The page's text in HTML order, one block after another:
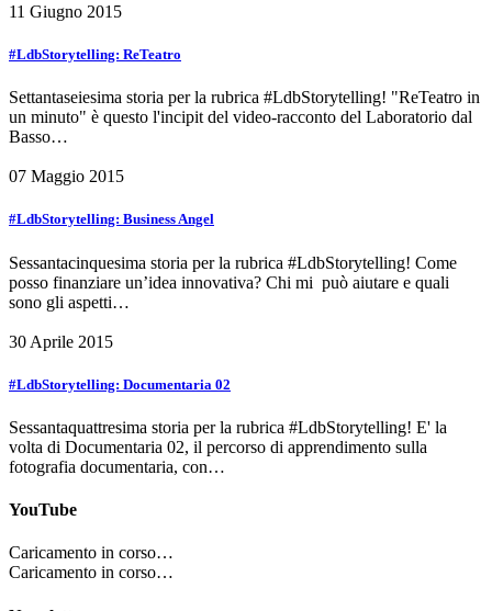
11 Giugno 2015
#LdbStorytelling: ReTeatro
Settantaseiesima storia per la rubrica #LdbStorytelling! "ReTeatro in
un minuto" è questo l'incipit del video-racconto del Laboratorio dal
Basso…
07 Maggio 2015
#LdbStorytelling: Business Angel
Sessantacinquesima storia per la rubrica #LdbStorytelling! Come
posso finanziare un’idea innovativa? Chi mi può aiutare e quali
sono gli aspetti…
30 Aprile 2015
#LdbStorytelling: Documentaria 02
Sessantaquattresima storia per la rubrica #LdbStorytelling! E' la
volta di Documentaria 02, il percorso di apprendimento sulla
fotografia documentaria, con…
YouTube
Caricamento in corso…
Caricamento in corso…